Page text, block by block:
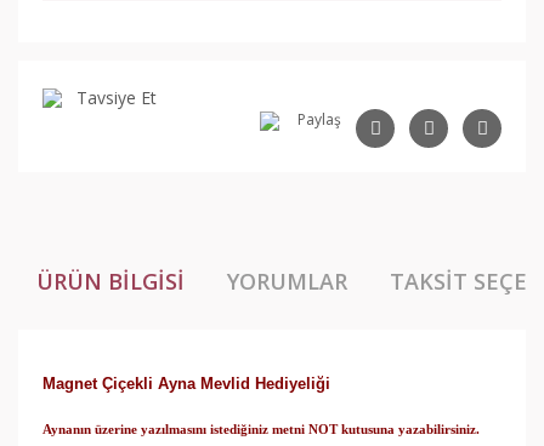
Tavsiye Et
Paylaş
ÜRÜN BILGISI YORUMLAR TAKSIT
Magnet Çiçekli Ayna Mevlid Hediyeliği
Aynanın üzerine yazılmasını istediğiniz metni NOT kutusuna yazabilirsiniz.